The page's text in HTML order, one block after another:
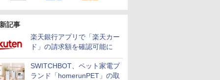
記事
楽天銀行アプリで「楽天カー
ド」の請求額を確認可能に
SWITCHBOT、ペット家電ブ
ランド「homerunPET」の取